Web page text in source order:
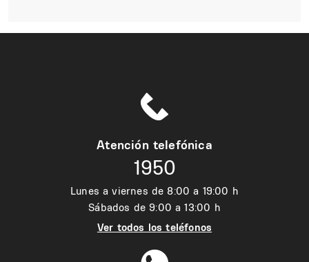
Atención telefónica
1950
Lunes a viernes de 8:00 a 19:00 h
Sábados de 9:00 a 13:00 h
Ver todos los teléfonos